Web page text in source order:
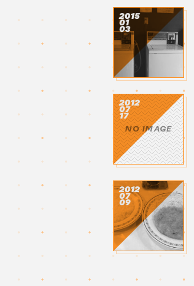
2015
01
03
NO IMAGE
2012
07
17
2012
07
09